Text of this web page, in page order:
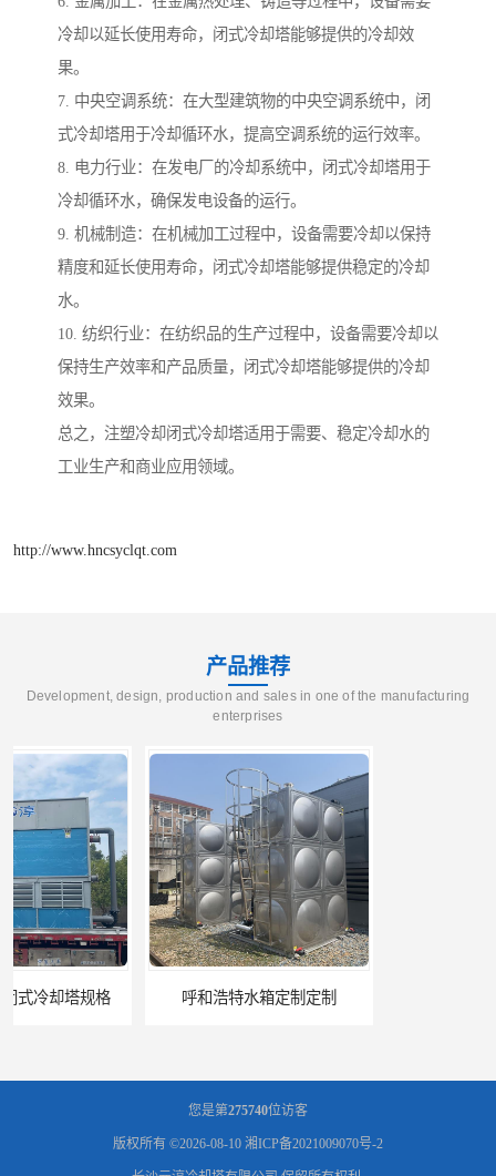
冷却以延长使用寿命，闭式冷却塔能够提供的冷却效
果。
7. 中央空调系统：在大型建筑物的中央空调系统中，闭
式冷却塔用于冷却循环水，提高空调系统的运行效率。
8. 电力行业：在发电厂的冷却系统中，闭式冷却塔用于
冷却循环水，确保发电设备的运行。
9. 机械制造：在机械加工过程中，设备需要冷却以保持
精度和延长使用寿命，闭式冷却塔能够提供稳定的冷却
水。
10. 纺织行业：在纺织品的生产过程中，设备需要冷却以
保持生产效率和产品质量，闭式冷却塔能够提供的冷却
效果。
总之，注塑冷却闭式冷却塔适用于需要、稳定冷却水的
工业生产和商业应用领域。
http://www.hncsyclqt.com
产品推荐
Development, design, production and sales in one of the manufacturing
enterprises
呼和浩特水箱定制定制 电厂冷却塔
您是第275740位访客
版权所有 ©2026-08-10 湘ICP备2021009070号-2